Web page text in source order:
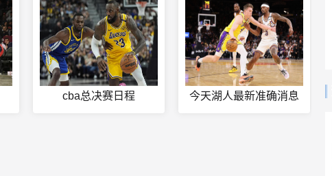
cba总决赛日程 今天湖人最新准确消息